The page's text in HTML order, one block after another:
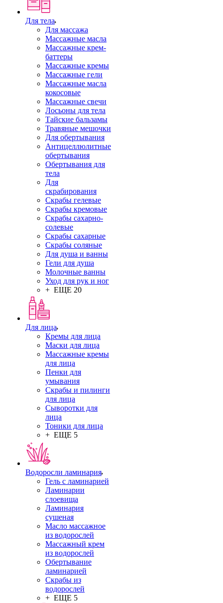
Для тела
Для массажа
Массажные масла
Массажные крем-
баттеры
Массажные кремы
Массажные гели
Массажные масла
кокосовые
Массажные свечи
Лосьоны для тела
Тайские бальзамы
Травяные мешочки
Для обертывания
Антицеллюлитные
обертывания
Обертывания для
тела
Для
скрабирования
Скрабы гелевые
Скрабы кремовые
Скрабы сахарно-
солевые
Скрабы сахарные
Скрабы соляные
Для душа и ванны
Гели для душа
Молочные ванны
Уход для рук и ног
+ ЕЩЕ 20
Для лица
Кремы для лица
Маски для лица
Массажные кремы
для лица
Пенки для
умывания
Скрабы и пилинги
для лица
Сыворотки для
лица
Тоники для лица
+ ЕЩЕ 5
Водоросли ламинария
Гель с ламинарией
Ламинарии
слоевища
Ламинария
сушеная
Масло массажное
из водорослей
Массажный крем
из водорослей
Обертывание
ламинарией
Скрабы из
водорослей
+ ЕЩЕ 5